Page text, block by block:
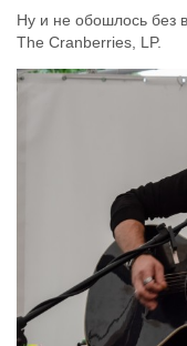
Ну и не обошлось без
The Cranberries, LP.